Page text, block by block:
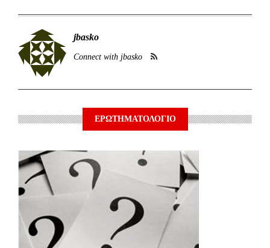
jbasko
Connect with jbasko
ΕΡΩΤΗΜΑΤΟΛΟΓΙΟ